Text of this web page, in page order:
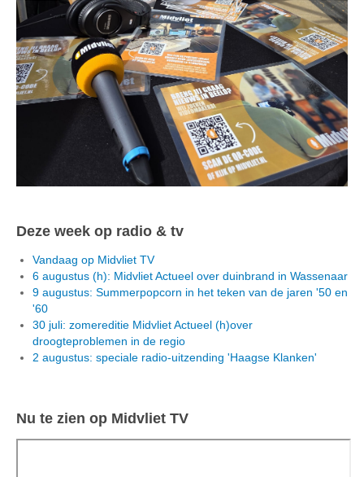
Deze week op radio & tv
Vandaag op Midvliet TV
6 augustus (h): Midvliet Actueel over duinbrand in Wassenaar
9 augustus: Summerpopcorn in het teken van de jaren '50 en
'60
30 juli: zomereditie Midvliet Actueel (h)over
droogteproblemen in de regio
2 augustus: speciale radio-uitzending 'Haagse Klanken'
Nu te zien op Midvliet TV